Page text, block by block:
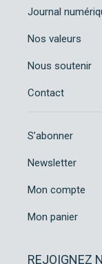
Journal
Nos valeurs
Nous soutenir
Contact
S’abonner
Newsletter
Mon compte
Mon panier
REJOIGNEZ